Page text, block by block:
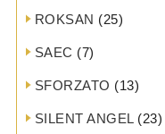
ROKSAN (25)
SAEC (7)
SFORZATO (13)
SILENT ANGEL(23)